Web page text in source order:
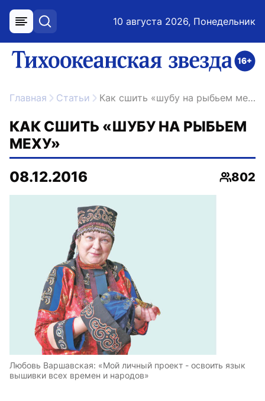
меню поиск 10 августа 2026, Понедельник
ссылка на главную
Главная Статьи Как сшить «шубу на рыбьем меху»
КАК СШИТЬ «ШУБУ НА РЫБЬЕМ
МЕХУ»
08.12.2016
802
Любовь Варшавская: «Мой личный проект - освоить язык
вышивки всех времен и народов»